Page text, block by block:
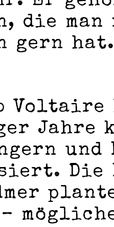
die
gern
Voltaire
Jahre
und
Die